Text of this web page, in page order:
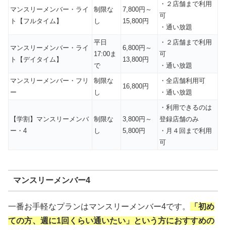
マンスリーメンバー・ライ
ト【フルタイム】
制限な
し
7,800円～
15,800円
・２店舗まで利用
可
・通い放題
マンスリーメンバー・ライ
ト【デイタイム】
平日
17:00ま
で
6,800円～
13,800円
・２店舗まで利用
可
・通い放題
マンスリーメンバー・フリ
ー
制限な
し
16,800円
・全店舗利用可
・通い放題
【学割】マンスリーメンバ
ー・4
制限な
し
3,800円～
5,800円
・利用できるのは
登録店舗のみ
・月４回まで利用
可
マンスリーメンバー4
一番お手軽なプランはマンスリーメンバー4です。
「初め
ての方、週に1回くらい通いたい」という方におすすめの